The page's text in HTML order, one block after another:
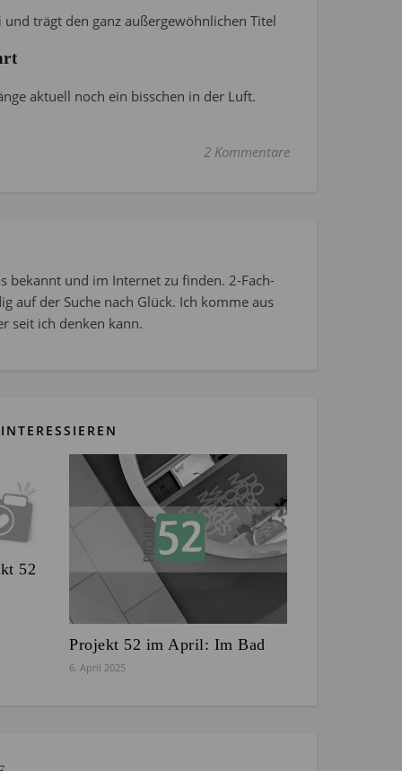
und trägt den ganz außergewöhnlichen Titel
aktuell noch ein bisschen in der Luft.
2 Kommentare
bekannt und im Internet zu finden. 2-Fach-
auf der Suche nach Glück. Ich komme aus
seit ich denken kann.
52
Projekt 52 im April: Im Bad
6. April 2025